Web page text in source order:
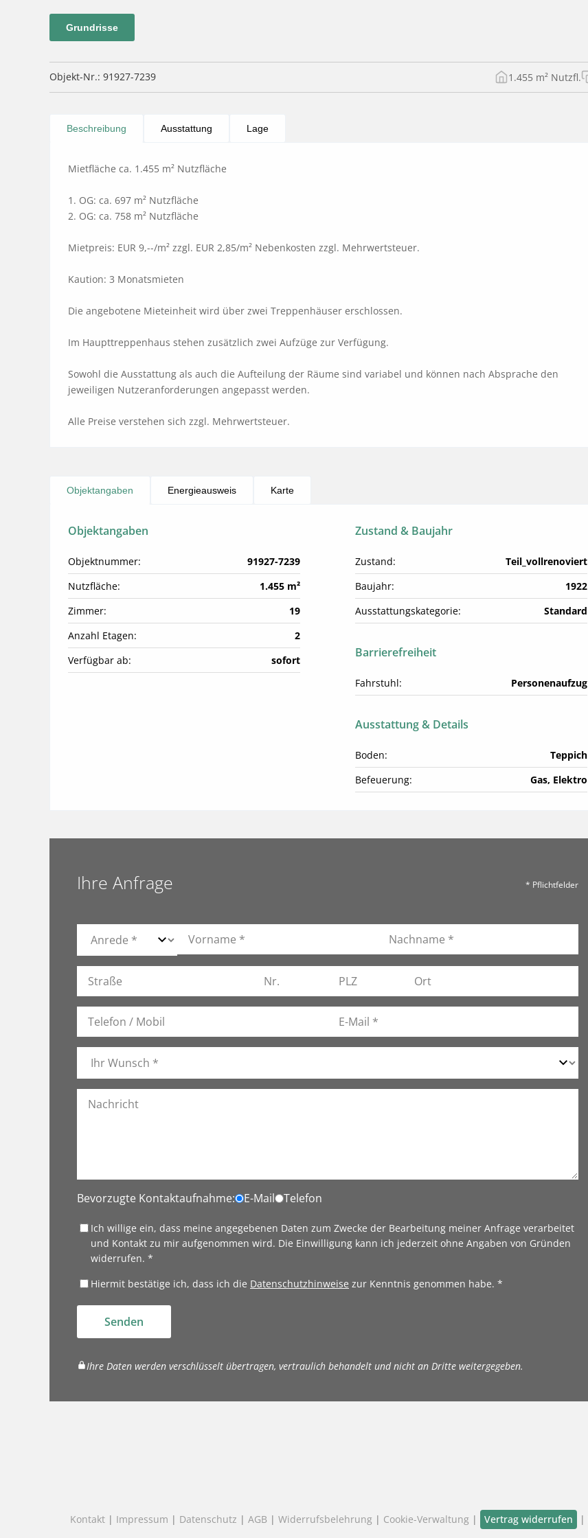
Kontakt | Impressum | Datenschutz | AGB | Widerrufsbelehrung | Cookie-Verwaltung | Vertrag widerrufen |
Grundrisse
Objekt-Nr.: 91927-7239 1.455 m² Nutzfl.
Beschreibung Ausstattung Lage
Mietfläche ca. 1.455 m² Nutzfläche
1. OG: ca. 697 m² Nutzfläche
2. OG: ca. 758 m² Nutzfläche
Mietpreis: EUR 9,--/m² zzgl. EUR 2,85/m² Nebenkosten zzgl. Mehrwertsteuer.
Kaution: 3 Monatsmieten
Die angebotene Mieteinheit wird über zwei Treppenhäuser erschlossen.
Im Haupttreppenhaus stehen zusätzlich zwei Aufzüge zur Verfügung.
Sowohl die Ausstattung als auch die Aufteilung der Räume sind variabel und können nach Absprache den
jeweiligen Nutzeranforderungen angepasst werden.
Alle Preise verstehen sich zzgl. Mehrwertsteuer.
Objektangaben Energieausweis Karte
Objektangaben
Objektnummer:
91927-7239
Nutzfläche:
1.455 m²
Zimmer:
19
Anzahl Etagen:
2
Verfügbar ab:
sofort
Zustand & Baujahr
Zustand:
Teil_vollrenoviert
Baujahr:
1922
Ausstattungskategorie:
Standard
Barrierefreiheit
Fahrstuhl: Personenaufzug
Ausstattung & Details
Boden:
Teppich
Befeuerung:
Gas, Elektro
Ihre Anfrage * Pflichtfelder
Bevorzugte Kontaktaufnahme: E-Mail Telefon
Ich willige ein, dass meine angegebenen Daten zum Zwecke der Bearbeitung meiner Anfrage verarbeitet
und Kontakt zu mir aufgenommen wird. Die Einwilligung kann ich jederzeit ohne Angaben von Gründen
widerrufen. *
Hiermit bestätige ich, dass ich die Datenschutzhinweise zur Kenntnis genommen habe. *
Senden
Ihre Daten werden verschlüsselt übertragen, vertraulich behandelt und nicht an Dritte weitergegeben.